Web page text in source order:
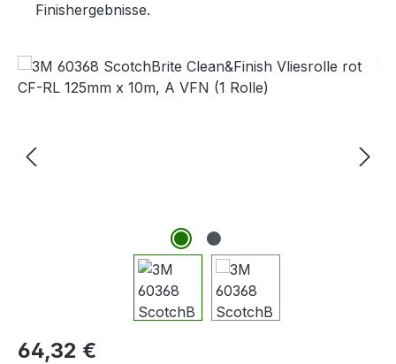
Finishergebnisse.
Bildergalerie überspringen
Regulärer Preis:
64,32 €